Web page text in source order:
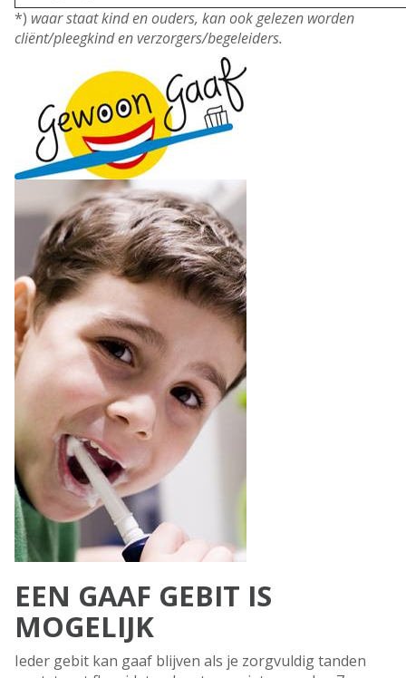
*) waar staat kind en ouders, kan ookgelezen worden
cliënt/pleegkind enverzorgers/begeleiders.
EEN GAAF GEBIT IS
MOGELIJK
Ieder gebit kan gaaf blijven als je zorgvuldig tanden